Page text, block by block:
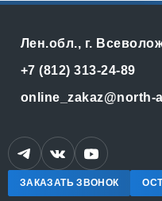
Лен.обл., г.
+7 (812) 313-24-89
online_zakaz@north-
ЗАКАЗАТЬ ЗВОНОК